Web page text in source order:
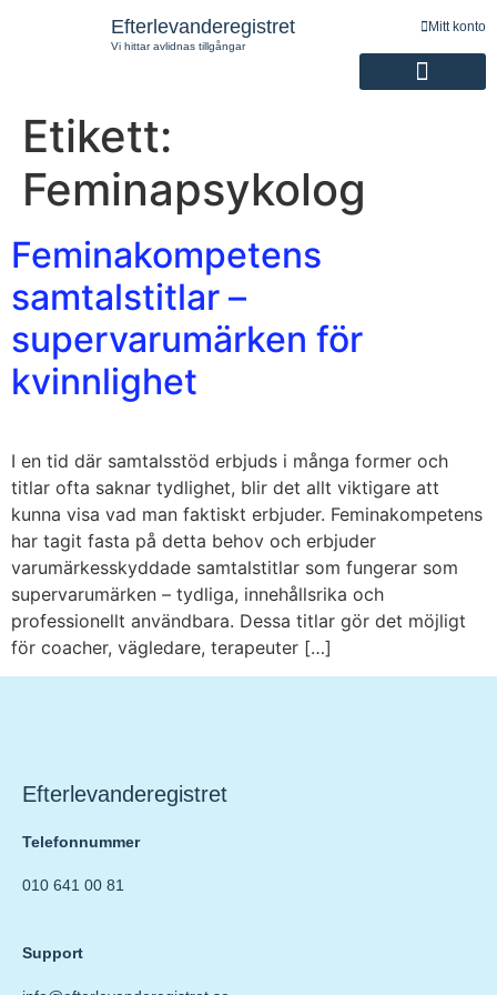
Efterlevanderegistret
Vi hittar avlidnas tillgångar
Mitt konto
Etikett:
Feminapsykolog
Feminakompetens
samtalstitlar –
supervarumärken för
kvinnlighet
I en tid där samtalsstöd erbjuds i många former och
titlar ofta saknar tydlighet, blir det allt viktigare att
kunna visa vad man faktiskt erbjuder. Feminakompetens
har tagit fasta på detta behov och erbjuder
varumärkesskyddade samtalstitlar som fungerar som
supervarumärken – tydliga, innehållsrika och
professionellt användbara. Dessa titlar gör det möjligt
för coacher, vägledare, terapeuter […]
Efterlevanderegistret
Telefonnummer
010 641 00 81
Support